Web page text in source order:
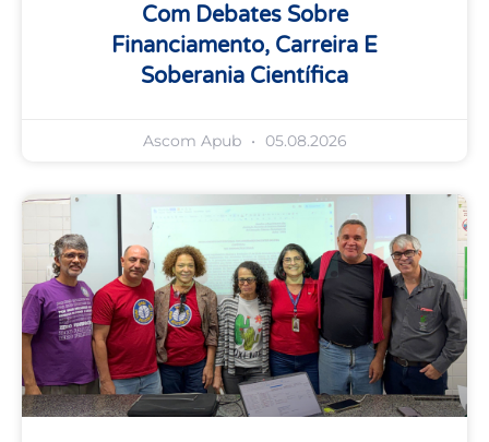
Com Debates Sobre
Financiamento, Carreira E
Soberania Científica
Ascom Apub 05.08.2026